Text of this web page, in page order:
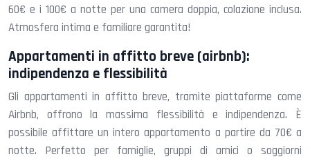
60€ e i 100€ a notte per una camera doppia, colazione inclusa.
Atmosfera intima e familiare garantita!
Appartamenti in affitto breve (airbnb):
indipendenza e flessibilità
Gli appartamenti in affitto breve, tramite piattaforme come
Airbnb, offrono la massima flessibilità e indipendenza. È
possibile affittare un intero appartamento a partire da 70€ a
notte. Perfetto per famiglie, gruppi di amici o soggiorni